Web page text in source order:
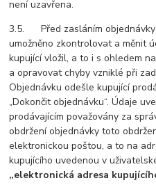
není uzavřena.
3.5. Před zasláním objednávky
umožněno zkontrolovat a měnit
kupující vložil, a to i s ohledem
a opravovat chyby vzniklé při
Objednávku odešle kupující
„Dokončit objednávku“. Údaje
prodávajícím považovány za
obdržení objednávky toto
elektronickou poštou, a to na
kupujícího uvedenou v
„elektronická adresa